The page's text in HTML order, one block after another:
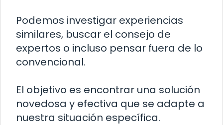
Podemos investigar experiencias
similares, buscar el consejo de
expertos o incluso pensar fuera de lo
convencional.
El objetivo es encontrar una solución
novedosa y efectiva que se adapte a
nuestra situación específica.